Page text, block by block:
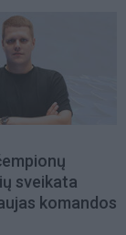
sveikata
komandos